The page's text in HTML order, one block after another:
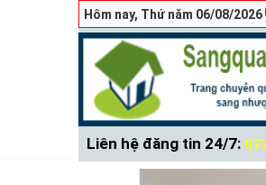
Hôm nay, Thứ năm 06/08/2026
Liên hệ đăng tin 24/7: